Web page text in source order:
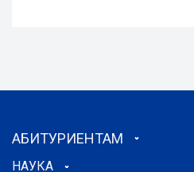
АБИТУРИЕНТАМ
НАУКА